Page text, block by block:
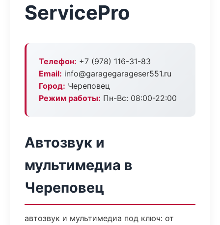
ServicePro
Телефон: +7 (978) 116-31-83
Email: info@garagegarageser551.ru
Город: Череповец
Режим работы: Пн-Вс: 08:00-22:00
Автозвук и
мультимедиа в
Череповец
автозвук и мультимедиа под ключ: от